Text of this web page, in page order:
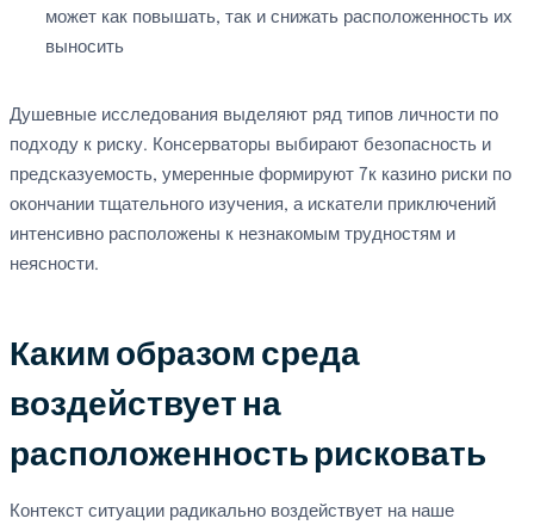
может как повышать, так и снижать расположенность их
выносить
Душевные исследования выделяют ряд типов личности по
подходу к риску. Консерваторы выбирают безопасность и
предсказуемость, умеренные формируют 7к казино риски по
окончании тщательного изучения, а искатели приключений
интенсивно расположены к незнакомым трудностям и
неясности.
Каким образом среда
воздействует на
расположенность рисковать
Контекст ситуации радикально воздействует на наше